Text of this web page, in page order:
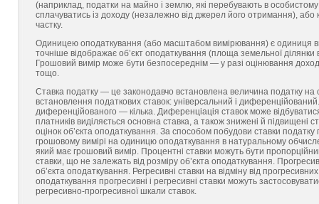
(наприклад, податки на майно і землю, які перебувають в
сплачуватись із доходу (незалежно від джерел його отримання),
частку.
Одиницею оподаткування (або масштабом вимірювання) є одиниця
точніше відображає об’єкт оподаткування (площа земельної
Грошовий вимір може бути безпосереднім — у разі оцінювання
тощо.
Ставка податку — це законодавчо встановлена величина податку
встановлення податкових ставок: універсальний і
диференційованого — кілька. Диференціація ставок може
платників виділяється основна ставка, а також знижені й підвищені
оцінок об’єкта оподаткування. За способом побудови ставки
грошовому вимірі на одиницю оподаткування в натуральному
який має грошовий вимір. Процентні ставки можуть бути
ставки, що не залежать від розміру об’єкта оподаткування.
об’єкта оподаткування. Регресивні ставки на відміну від
оподаткування прогресивні і регресивні ставки можуть
регресивно-прогресивної шкали ставок.